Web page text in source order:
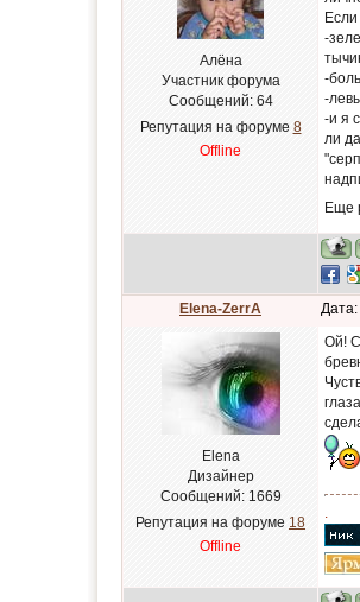
Алёна
Участник форума
Сообщений: 64
Репутация на форуме 8
Offline
-
-
-
-и я
ли
Еще
Elena-ZerrA
Elena
Дизайнер
Сообщений: 1669
Репутация на форуме 18
Offline
Ой!
.